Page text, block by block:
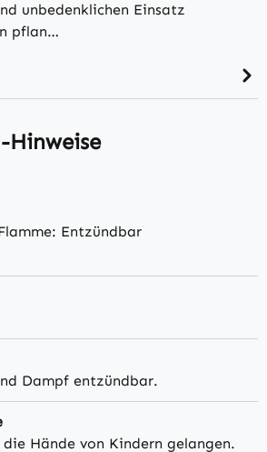
unbedenklichen Einsatz
pflan…
Hinweise
Entzündbar
Dampf entzündbar.
Hände von Kindern gelangen.